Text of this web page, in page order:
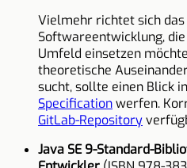
Vielmehr richtet sich
Softwareentwicklung,
Umfeld einsetzen
theoretische
sucht, sollte einen Blick
Specificationwerfen.
GitLab-Repository
Java SE 9-Standard-